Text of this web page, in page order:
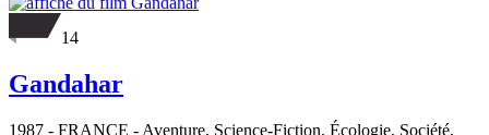
14
Gandahar
1987 - FRANCE - Aventure, Science-Fiction, Écologie, Société,